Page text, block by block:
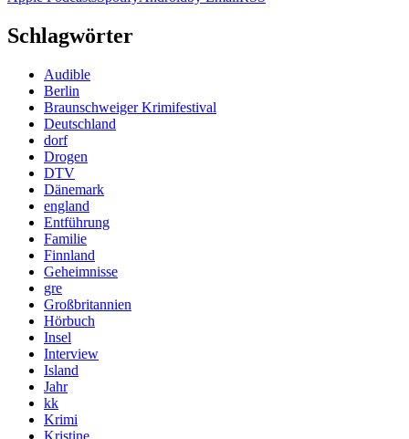
Schlagwörter
Audible
Berlin
Braunschweiger Krimifestival
Deutschland
dorf
Drogen
DTV
Dänemark
england
Entführung
Familie
Finnland
Geheimnisse
gre
Großbritannien
Hörbuch
Insel
Interview
Island
Jahr
kk
Krimi
Kristine